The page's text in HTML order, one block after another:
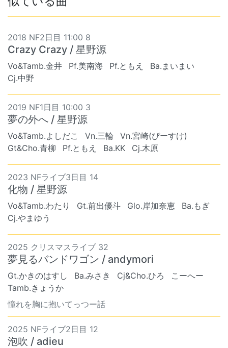
2018 NF2日目 11:00 8
Crazy Crazy / 星野源
Vo&Tamb.金井 Pf.美南海 Pf.ともえ
Ba.まいまい
Cj.中野
2019 NF1日目 10:00 3
夢の外へ / 星野源
Vo&Tamb.よしだこ Vn.三輪
Vn.宮崎(ぴーすけ)
Gt&Cho.青柳
Pf.ともえ Ba.KK Cj.木原
2023 NFライブ3日目 14
化物 / 星野源
Vo&Tamb.わたり Gt.前出優斗 Glo.岸加奈恵
Ba.もぎ
Cj.やまゆう
2025 クリスマスライブ 32
夢見るバンドワゴン / andymori
Gt.かきのはすし Ba.みさき Cj&Cho.ひろ
こーへー
Tamb.きょうか
憧れを胸に抱いてっつー話
2025 NFライブ2日目 12
泡吹 / adieu